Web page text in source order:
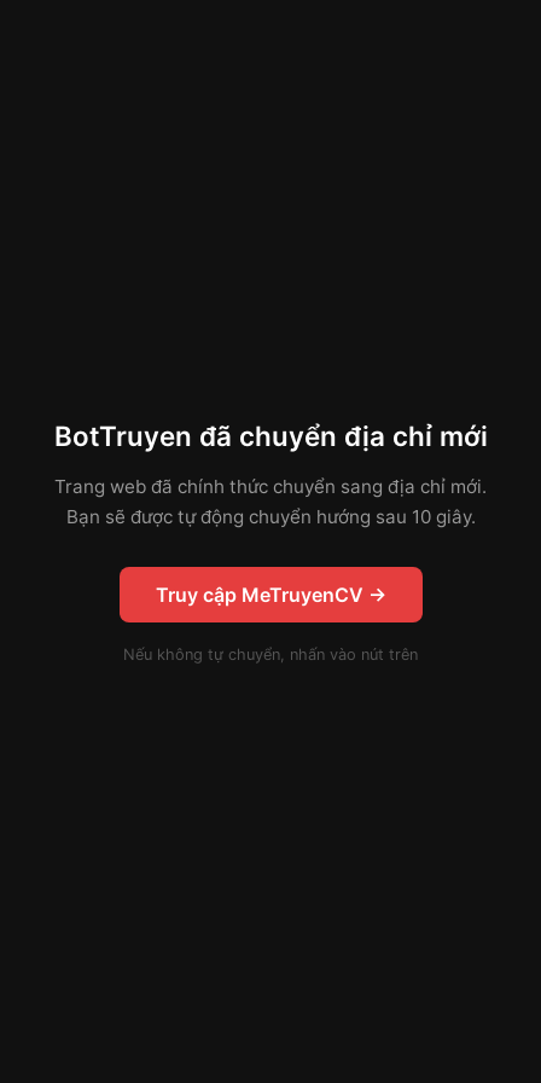
BotTruyen đã chuyển địa chỉ mới
Trang web đã chính thức chuyển sang địa chỉ mới.
Bạn sẽ được tự động chuyển hướng sau 10 giây.
Truy cập MeTruyenCV →
Nếu không tự chuyển, nhấn vào nút trên